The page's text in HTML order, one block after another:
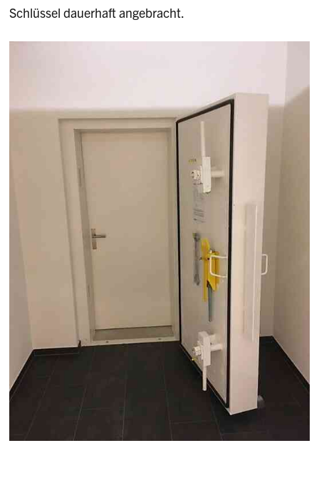
Schlüssel dauerhaft angebracht.